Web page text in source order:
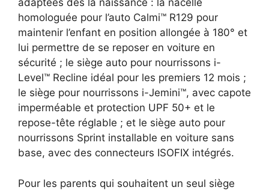
adaptées dès la naissance : la nacelle
homologuée pour l’auto Calmi™ R129 pour
maintenir l’enfant en position allongée à 180° et
lui permettre de se reposer en voiture en
sécurité ; le siège auto pour nourrissons i-
Level™ Recline idéal pour les premiers 12 mois ;
le siège pour nourrissons i-Jemini™, avec capote
imperméable et protection UPF 50+ et le
repose-tête réglable ; et le siège auto pour
nourrissons Sprint installable en voiture sans
base, avec des connecteurs ISOFIX intégrés.
Pour les parents qui souhaitent un seul siège